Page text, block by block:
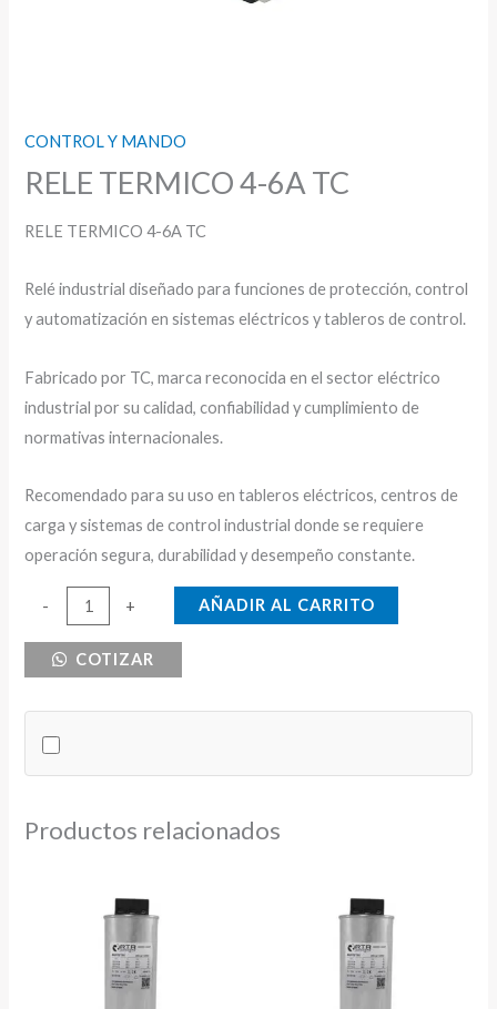
CONTROL Y MANDO
RELE TERMICO 4-6A TC
RELE TERMICO 4-6A TC
Relé industrial diseñado para funciones de protección, control
y automatización en sistemas eléctricos y tableros de control.
Fabricado por TC, marca reconocida en el sector eléctrico
industrial por su calidad, confiabilidad y cumplimiento de
normativas internacionales.
Recomendado para su uso en tableros eléctricos, centros de
carga y sistemas de control industrial donde se requiere
operación segura, durabilidad y desempeño constante.
-
TERMICO
cantidad
+ AÑADIR AL CARRITO
COTIZAR
Productos relacionados